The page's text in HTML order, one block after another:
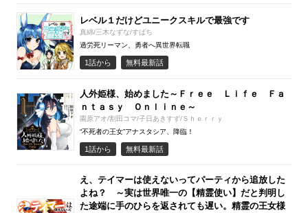
レベル１だけどユニークスキルで最強です
真綿/三木なずな/すばち
過労死リーマン、勇者へ異世界転職
1話から 無料最新話
人外姫様、始めました～Ｆｒｅｅ Ｌｉｆｅ Ｆａ
ｎｔａｓｙ Ｏｎｌｉｎｅ～
園原アオ/割田コマ/子日あきすず/Ｓｈｅｒｒｙ
“不死者の王女”アナスタシア、降臨！
1話から 無料最新話
え、テイマーは使えないってパーティから追放した
よね？ ～実は世界唯一の【精霊使い】だと判明し
た途端に手のひらを返されても遅い。精霊の王女様